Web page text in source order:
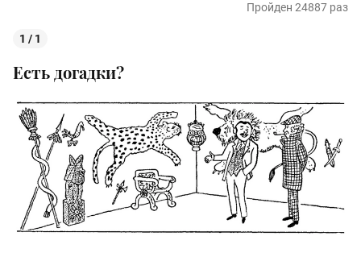
Пройден 24887 раз
1 / 1
Есть догадки?